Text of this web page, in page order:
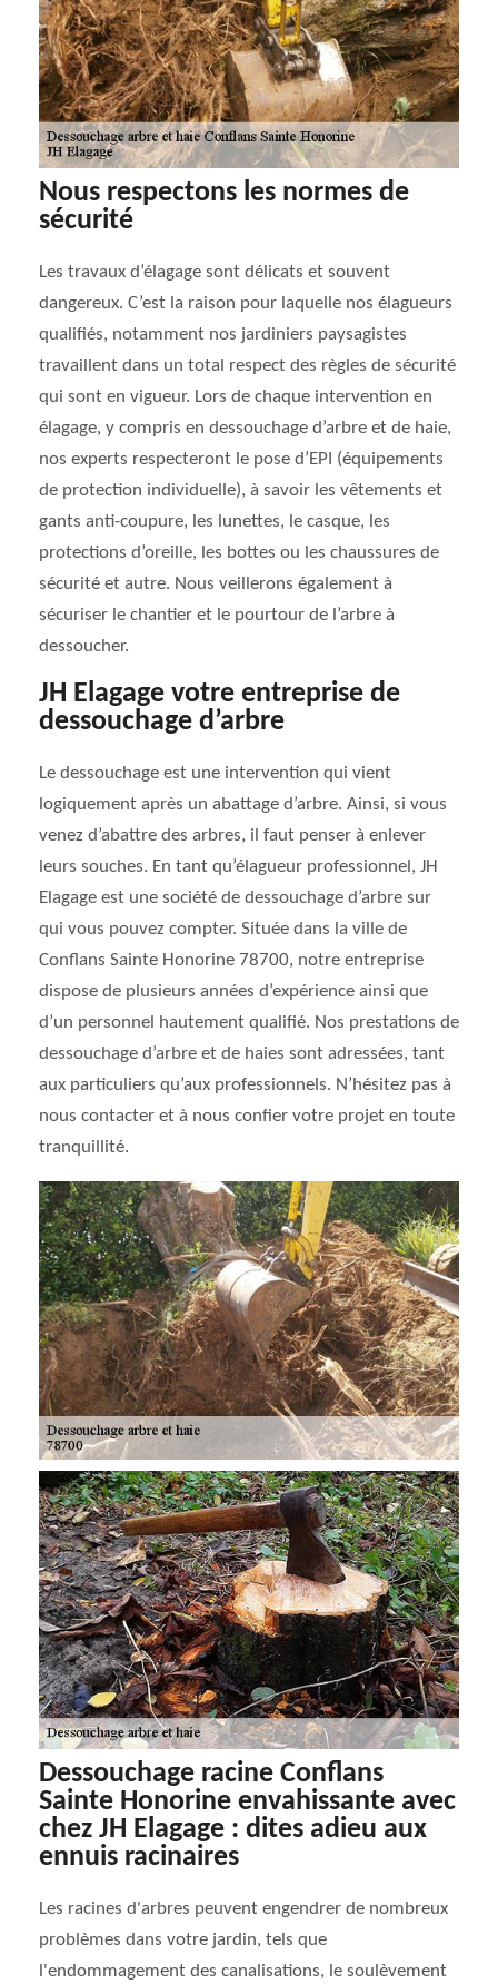
Nous respectons les normes de
sécurité
Les travaux d’élagage sont délicats et souvent
dangereux. C’est la raison pour laquelle nos élagueurs
qualifiés, notamment nos jardiniers paysagistes
travaillent dans un total respect des règles de sécurité
qui sont en vigueur. Lors de chaque intervention en
élagage, y compris en dessouchage d’arbre et de haie,
nos experts respecteront le pose d’EPI (équipements
de protection individuelle), à savoir les vêtements et
gants anti-coupure, les lunettes, le casque, les
protections d’oreille, les bottes ou les chaussures de
sécurité et autre. Nous veillerons également à
sécuriser le chantier et le pourtour de l’arbre à
dessoucher.
JH Elagage votre entreprise de
dessouchage d’arbre
Le dessouchage est une intervention qui vient
logiquement après un abattage d’arbre. Ainsi, si vous
venez d’abattre des arbres, il faut penser à enlever
leurs souches. En tant qu’élagueur professionnel, JH
Elagage est une société de dessouchage d’arbre sur
qui vous pouvez compter. Située dans la ville de
Conflans Sainte Honorine 78700, notre entreprise
dispose de plusieurs années d’expérience ainsi que
d’un personnel hautement qualifié. Nos prestations de
dessouchage d’arbre et de haies sont adressées, tant
aux particuliers qu’aux professionnels. N’hésitez pas à
nous contacter et à nous confier votre projet en toute
tranquillité.
Dessouchage racine Conflans
Sainte Honorine envahissante avec
chez JH Elagage : dites adieu aux
ennuis racinaires
Les racines d'arbres peuvent engendrer de nombreux
problèmes dans votre jardin, tels que
l'endommagement des canalisations, le soulèvement